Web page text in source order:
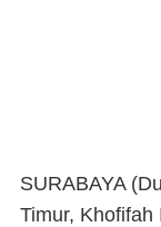
SURABAYA
Timur,